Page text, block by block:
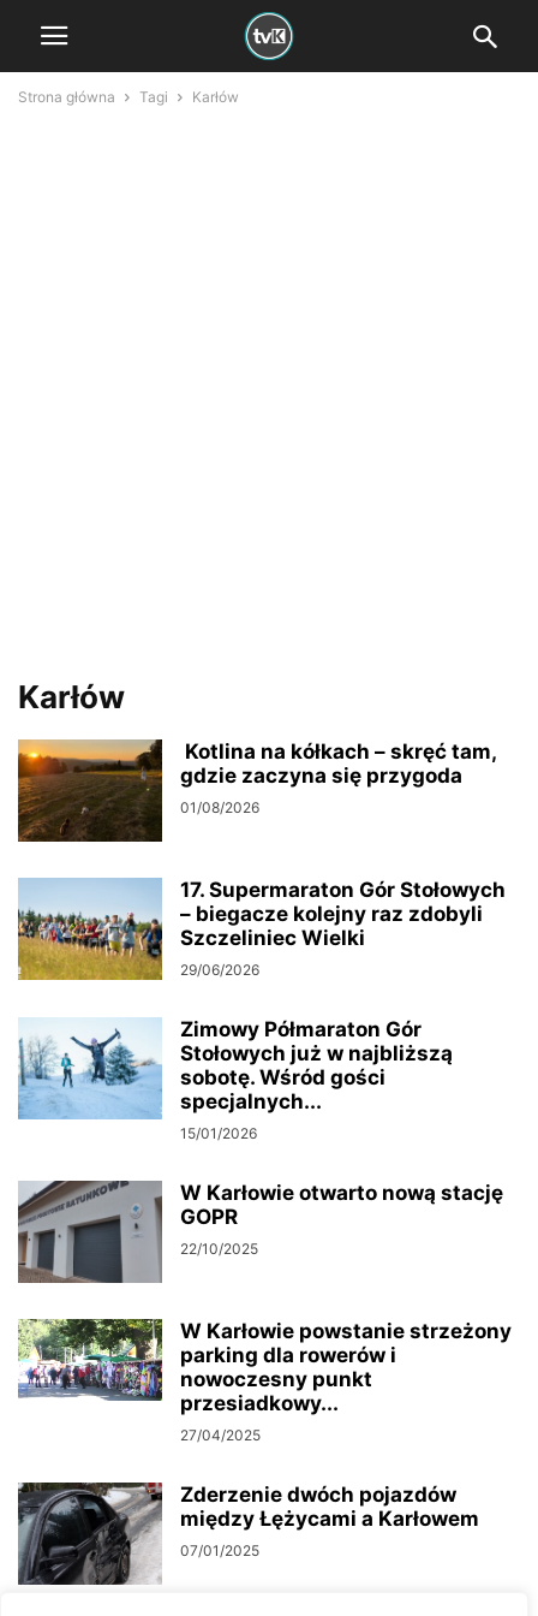
Strona główna Tagi Karłów
Karłów
Kotlina na kółkach – skręć tam,
gdzie zaczyna się przygoda
01/08/2026
17. Supermaraton Gór Stołowych
– biegacze kolejny raz zdobyli
Szczeliniec Wielki
29/06/2026
Zimowy Półmaraton Gór
Stołowych już w najbliższą
sobotę. Wśród gości
specjalnych...
15/01/2026
W Karłowie otwarto nową stację
GOPR
22/10/2025
W Karłowie powstanie strzeżony
parking dla rowerów i
nowoczesny punkt
przesiadkowy...
27/04/2025
Zderzenie dwóch pojazdów
między Łężycami a Karłowem
07/01/2025